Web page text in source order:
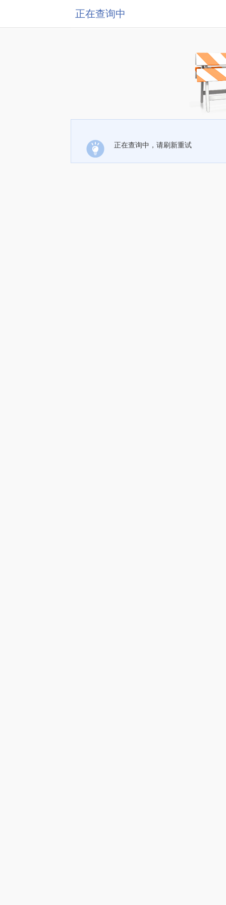
正在查询中
正在查询中，请刷新重试